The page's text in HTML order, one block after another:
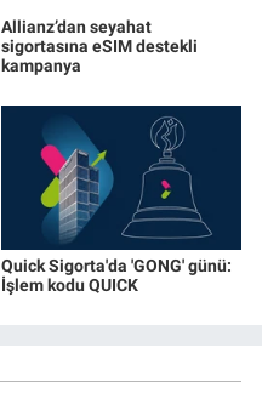
Allianz’dan seyahat
sigortasına eSIM destekli
kampanya
Quick Sigorta'da 'GONG' günü:
İşlem kodu QUICK